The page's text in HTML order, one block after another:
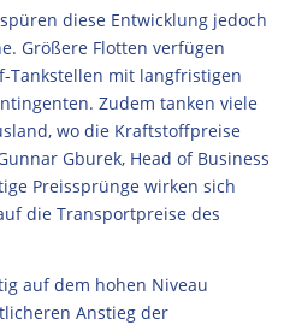
diese Entwicklung jedoch
Größere Flotten verfügen
Tankstellen mit langfristigen
Zudem tanken viele
wo die Kraftstoffpreise
Gburek, Head of Business
Preissprünge wirken sich
die Transportpreise des
auf dem hohen Niveau
Anstieg der